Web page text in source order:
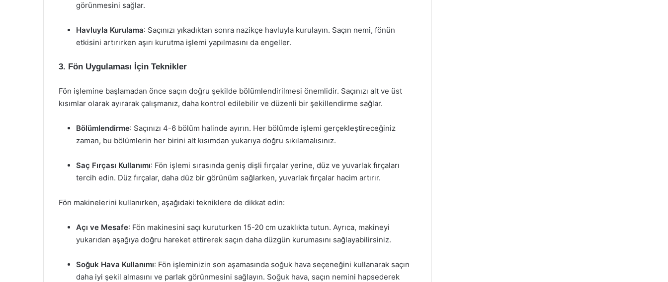
görünmesini sağlar.
Havluyla Kurulama: Saçınızı yıkadıktan sonra nazikçe havluyla kurulayın. Saçın nemi, fönün
etkisini artırırken aşırı kurutma işlemi yapılmasını da engeller.
3. Fön Uygulaması İçin Teknikler
Fön işlemine başlamadan önce saçın doğru şekilde bölümlendirilmesi önemlidir. Saçınızı alt ve üst
kısımlar olarak ayırarak çalışmanız, daha kontrol edilebilir ve düzenli bir şekillendirme sağlar.
Bölümlendirme: Saçınızı 4-6 bölüm halinde ayırın. Her bölümde işlemi gerçekleştireceğiniz
zaman, bu bölümlerin her birini alt kısımdan yukarıya doğru sıkılamalısınız.
Saç Fırçası Kullanımı: Fön işlemi sırasında geniş dişli fırçalar yerine, düz ve yuvarlak fırçaları
tercih edin. Düz fırçalar, daha düz bir görünüm sağlarken, yuvarlak fırçalar hacim artırır.
Fön makinelerini kullanırken, aşağıdaki tekniklere de dikkat edin:
Açı ve Mesafe: Fön makinesini saçı kuruturken 15-20 cm uzaklıkta tutun. Ayrıca, makineyi
yukarıdan aşağıya doğru hareket ettirerek saçın daha düzgün kurumasını sağlayabilirsiniz.
Soğuk Hava Kullanımı: Fön işleminizin son aşamasında soğuk hava seçeneğini kullanarak saçın
daha iyi şekil almasını ve parlak görünmesini sağlayın. Soğuk hava, saçın nemini hapsederek